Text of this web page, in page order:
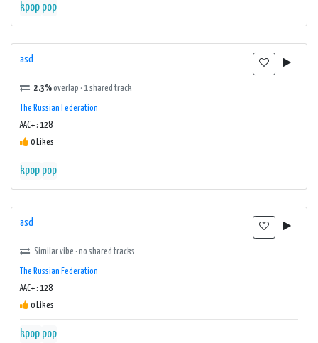
kpop pop
asd
2.3%overlap · 1 shared track
The Russian Federation
AAC+ : 128
0 Likes
kpop pop
asd
Similar vibe · no shared tracks
The Russian Federation
AAC+ : 128
0 Likes
kpop pop